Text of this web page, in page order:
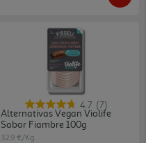
4.7 (7)
Alternativas Vegan Violife
Sabor Fiambre 100g
32.9 €/Kg